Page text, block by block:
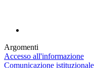
Argomenti
Accesso all'informazione
Comunicazione istituzionale